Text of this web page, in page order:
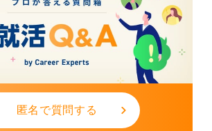
匿名で質問する